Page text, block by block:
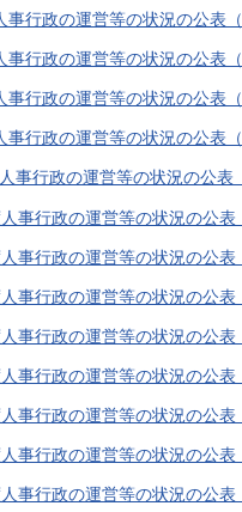
事行政の運営等の状況の公表
事行政の運営等の状況の公表
事行政の運営等の状況の公表（
事行政の運営等の状況の公表（
事行政の運営等の状況の公表
事行政の運営等の状況の公表
事行政の運営等の状況の公表
事行政の運営等の状況の公表
事行政の運営等の状況の公表
事行政の運営等の状況の公表
事行政の運営等の状況の公表
事行政の運営等の状況の公表
事行政の運営等の状況の公表